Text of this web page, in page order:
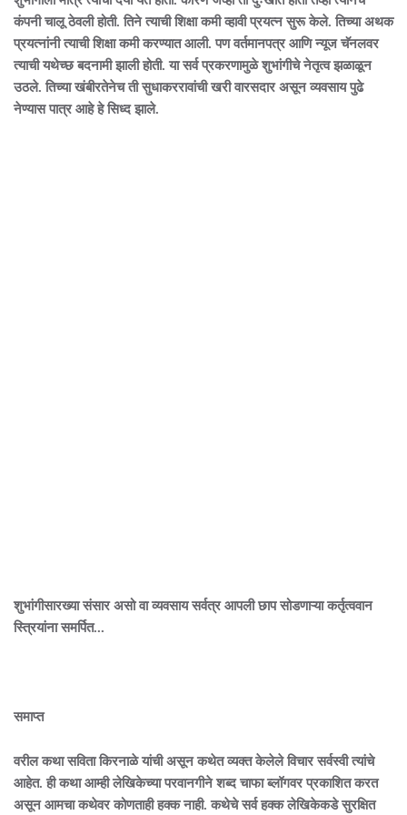
कंपनी चालू ठेवली होती. तिने त्याची शिक्षा कमी व्हावी प्रयत्न सुरू केले. तिच्या अथक
प्रयत्नांनी त्याची शिक्षा कमी करण्यात आली. पण वर्तमानपत्र आणि न्यूज चॅनलवर
त्याची यथेच्छ बदनामी झाली होती. या सर्व प्रकरणामुळे शुभांगीचे नेतृत्व झळाळून
उठले. तिच्या खंबीरतेनेच ती सुधाकररावांची खरी वारसदार असून व्यवसाय पुढे
नेण्यास पात्र आहे हे सिध्द झाले.
शुभांगीसारख्या संसार असो वा व्यवसाय सर्वत्र आपली छाप सोडणाऱ्या कर्तृत्ववान
स्त्रियांना समर्पित...
समाप्त
वरील कथा सविता किरनाळे यांची असून कथेत व्यक्त केलेले विचार सर्वस्वी त्यांचे
आहेत. ही कथा आम्ही लेखिकेच्या परवानगीने शब्द चाफा ब्लॉगवर प्रकाशित करत
असून आमचा कथेवर कोणताही हक्क नाही. कथेचे सर्व हक्क लेखिकेकडे सुरक्षित